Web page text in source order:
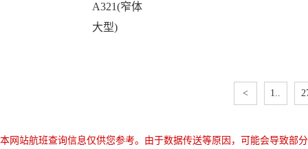
A321(窄体
大型)
< 1..
本网站航班查询信息仅供您参考。由于数据传送等原因，可能会导致部